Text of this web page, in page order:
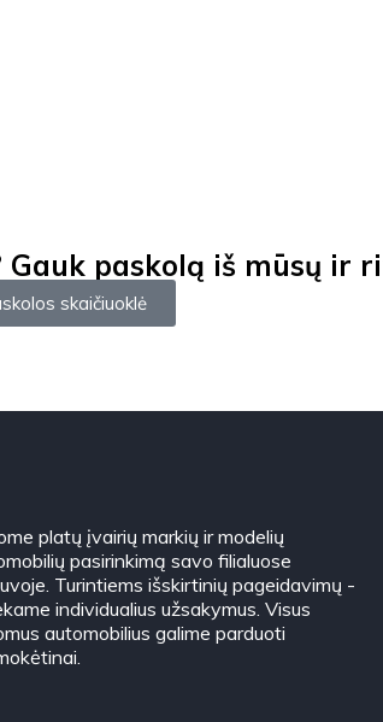
paskolą iš mūsų ir
skaičiuoklė
platų įvairių markių ir modelių
pasirinkimą savo filialuose
Turintiems išskirtinių pageidavimų -
individualius užsakymus. Visus
automobilius galime parduoti